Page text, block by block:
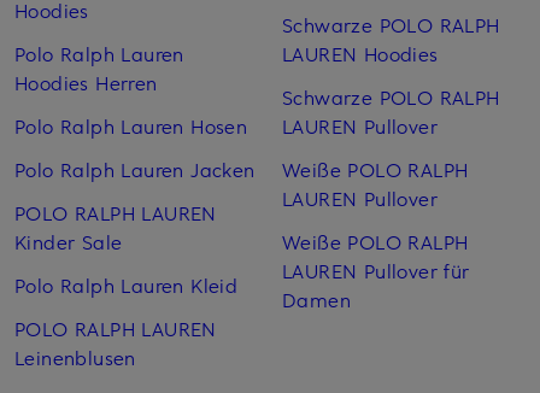
Hoodies
Polo Ralph Lauren
Hoodies Herren
Polo Ralph Lauren Hosen
Polo Ralph Lauren Jacken
POLO RALPH LAUREN
Kinder Sale
Polo Ralph Lauren Kleid
POLO RALPH LAUREN
Leinen­blusen
Schwarze POLO RALPH
LAUREN Hoodies
Schwarze POLO RALPH
LAUREN Pullover
Weiße POLO RALPH
LAUREN Pullover
Weiße POLO RALPH
LAUREN Pullover für
Damen